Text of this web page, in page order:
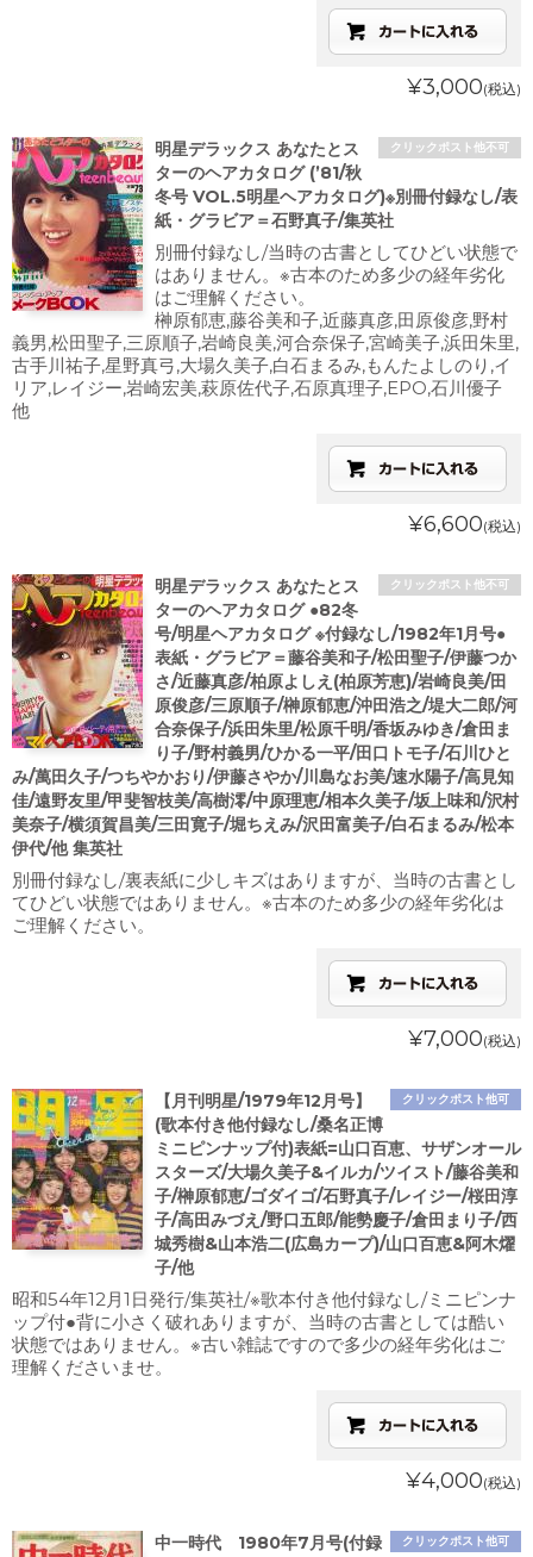
¥3,000(税込)
クリックポスト他不可
明星デラックス あなたとス
ターのヘアカタログ (’81/秋
冬号 VOL.5明星ヘアカタログ)※別冊付録なし/表
紙・グラビア＝石野真子/集英社
別冊付録なし/当時の古書としてひどい状態で
はありません。※古本のため多少の経年劣化
はご理解ください。
榊原郁恵,藤谷美和子,近藤真彦,田原俊彦,野村
義男,松田聖子,三原順子,岩崎良美,河合奈保子,宮崎美子,浜田朱里,
古手川祐子,星野真弓,大場久美子,白石まるみ,もんたよしのり,イ
リア,レイジー,岩崎宏美,萩原佐代子,石原真理子,EPO,石川優子
他
¥6,600(税込)
クリックポスト他不可
明星デラックス あなたとス
ターのヘアカタログ ●82冬
号/明星ヘアカタログ ※付録なし/1982年1月号●
表紙・グラビア＝藤谷美和子/松田聖子/伊藤つか
さ/近藤真彦/柏原よしえ(柏原芳恵)/岩崎良美/田
原俊彦/三原順子/榊原郁恵/沖田浩之/堤大二郎/河
合奈保子/浜田朱里/松原千明/香坂みゆき/倉田ま
り子/野村義男/ひかる一平/田口トモ子/石川ひと
み/萬田久子/つちやかおり/伊藤さやか/川島なお美/速水陽子/高見知
佳/遠野友里/甲斐智枝美/高樹澪/中原理恵/相本久美子/坂上味和/沢村
美奈子/横須賀昌美/三田寛子/堀ちえみ/沢田富美子/白石まるみ/松本
伊代/他 集英社
別冊付録なし/裏表紙に少しキズはありますが、当時の古書とし
てひどい状態ではありません。※古本のため多少の経年劣化は
ご理解ください。
¥7,000(税込)
クリックポスト他可
【月刊明星/1979年12月号】
(歌本付き他付録なし/桑名正博
ミニピンナップ付)表紙=山口百恵、サザンオール
スターズ/大場久美子&イルカ/ツイスト/藤谷美和
子/榊原郁恵/ゴダイゴ/石野真子/レイジー/桜田淳
子/高田みづえ/野口五郎/能勢慶子/倉田まり子/西
城秀樹&山本浩二(広島カープ)/山口百恵&阿木燿
子/他
昭和54年12月1日発行/集英社/※歌本付き他付録なし/ミニピンナ
ップ付●背に小さく破れありますが、当時の古書としては酷い
状態ではありません。※古い雑誌ですので多少の経年劣化はご
理解くださいませ。
¥4,000(税込)
クリックポスト他可
中一時代 1980年7月号(付録